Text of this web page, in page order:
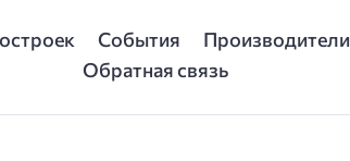
События Производители
Обратная связь